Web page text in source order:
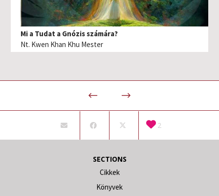
Mi a Tudat a Gnózis számára?
Nt. Kwen Khan Khu Mester
2
SECTIONS
Cikkek
Könyvek